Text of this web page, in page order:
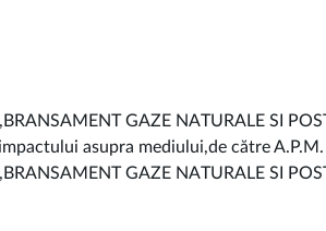
GAZE NATURALE SI
asupra mediului,de către
GAZE NATURALE SI